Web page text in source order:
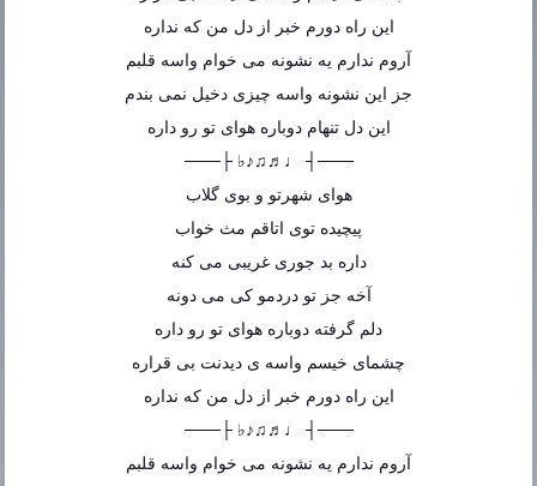
این راه دورم خبر از دل من که نداره
آروم ندارم یه نشونه می خوام واسه قلبم
جز این نشونه واسه چیزی دخیل نمی بندم
این دل تنهام دوباره هوای تو رو داره
───┤ ♩♬♫♪♭ ├───
هوای شهرتو و بوی گلاب
پیچیده توی اتاقم مث خواب
داره بد جوری غریبی می کنه
آخه جز تو دردمو کی می دونه
دلم گرفته دوباره هوای تو رو داره
چشمای خیسم واسه ی دیدنت بی قراره
این راه دورم خبر از دل من که نداره
───┤ ♩♬♫♪♭ ├───
آروم ندارم یه نشونه می خوام واسه قلبم